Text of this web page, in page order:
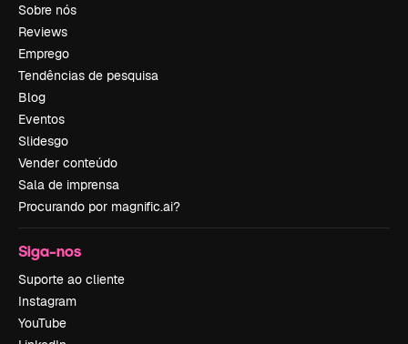
Sobre nós
Reviews
Emprego
Tendências de pesquisa
Blog
Eventos
Slidesgo
Vender conteúdo
Sala de imprensa
Procurando por magnific.ai?
Siga-nos
Suporte ao cliente
Instagram
YouTube